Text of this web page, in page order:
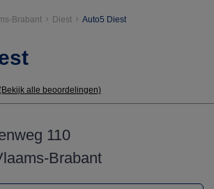
Brabant Diest Auto5 Diest
alle beoordelingen)
110
Brabant